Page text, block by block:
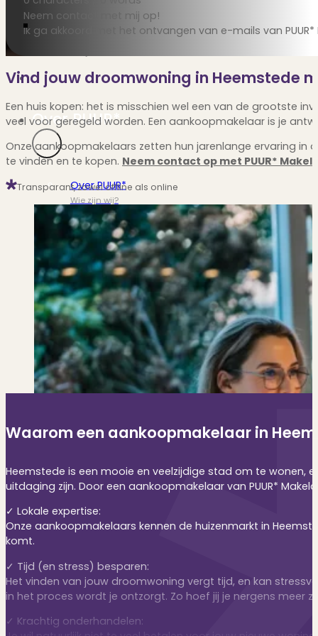
Wil jij jouw huis renoveren? Geen probleem!
Alle diensten
Over PUUR*
Over PUUR*
Wie zijn wij?
Ons team
Leer ons beter kennen..
Werken bij PUUR*
Kom jij ons team versterken?
Onze vestigingen
De kracht van 6 vestigingen!
Beoordelingen
Dit zeggen klanten over ons
Partners
Maak gebruik van ons netwerk
Verenigingen
PUUR* is aangesloten bij...
Neem contact met mij op!
Ik ga akkoord met het ontvangen van e-mails van PUUR*
Vind jouw droomwoning in Heemstede
Een huis kopen: het is misschien wel een van de grootste
veel voor geregeld worden. Een aankoopmakelaar is je
Onze aankoopmakelaars zetten hun jarenlange ervaring in
te vinden en te kopen. Neem contact op met PUUR*
Transparant, zowel offline als online
Waarom een aankoopmakelaar in
Heemstede is een mooie en veelzijdige stad om te wonen,
uitdaging zijn. Door een aankoopmakelaar van PUUR*
✓ Lokale expertise:
Onze aankoopmakelaars kennen de huizenmarkt in
komt.
✓ Tijd (en stress) besparen:
Het vinden van jouw droomwoning vergt tijd, en kan
in het proces wordt je ontzorgt. Zo hoef jij je nergens meer
✓ Krachtig onderhandelen: